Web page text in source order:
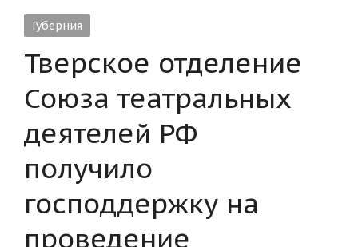
Губерния
Тверское отделение
Союза театральных
деятелей РФ
получило
господдержку на
проведение